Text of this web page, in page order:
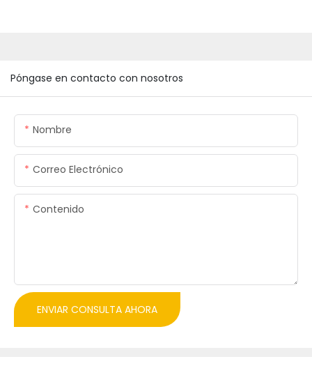
Póngase en contacto con nosotros
Nombre
Correo Electrónico
Contenido
ENVIAR CONSULTA AHORA